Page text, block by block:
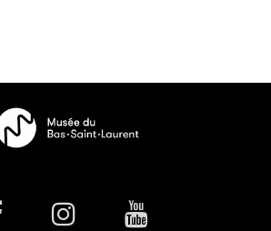
facebookInstagramYoutube